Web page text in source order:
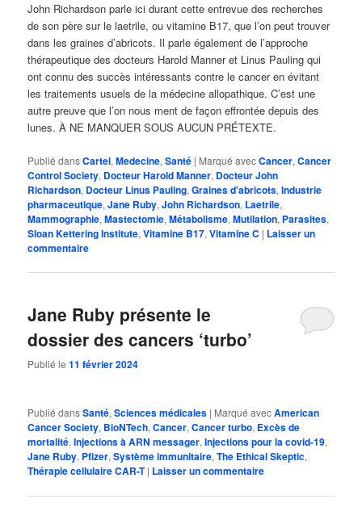
John Richardson parle ici durant cette entrevue des recherches
de son père sur le laetrile, ou vitamine B17, que l’on peut trouver
dans les graines d’abricots. Il parle également de l’approche
thérapeutique des docteurs Harold Manner et Linus Pauling qui
ont connu des succès intéressants contre le cancer en évitant
les traitements usuels de la médecine allopathique. C’est une
autre preuve que l’on nous ment de façon effrontée depuis des
lunes. À NE MANQUER SOUS AUCUN PRÉTEXTE.
Publié dansCartel,Medecine,Santé | Marqué avecCancer,Cancer
Control Society, Docteur Harold Manner, Docteur John
Richardson, Docteur Linus Pauling,Graines d'abricots,Industrie
pharmaceutique,Jane Ruby,John Richardson, Laetrile,
Mammographie,Mastectomie,Métabolisme,Mutilation, Parasites,
Sloan Kettering Institute,Vitamine B17,Vitamine C | Laisser un
commentaire
Jane Ruby présente le
dossier des cancers ‘turbo’
Publié le11 février 2024
Publié dansSanté,Sciences médicales | Marqué avecAmerican
Cancer Society, BioNTech,Cancer,Cancer turbo, Excès de
mortalité,Injections à ARN messager,Injections pour la covid-19,
Jane Ruby, Pfizer,Système immunitaire,The Ethical Skeptic,
Thérapie cellulaire CAR-T | Laisser un commentaire